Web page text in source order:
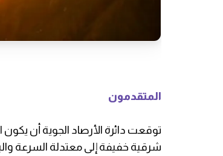
المتقدمون
توقعت دائرة الأرصاد الجوية أن يكون
شرقية خفيفة إلى معتدلة السرعة